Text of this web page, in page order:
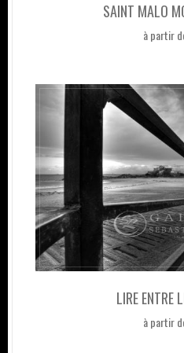
SAINT MALO
à partir
LIRE ENTRE
à partir